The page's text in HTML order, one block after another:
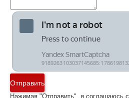
Отправить
Нажимая "Отправить", я соглашаюсь с